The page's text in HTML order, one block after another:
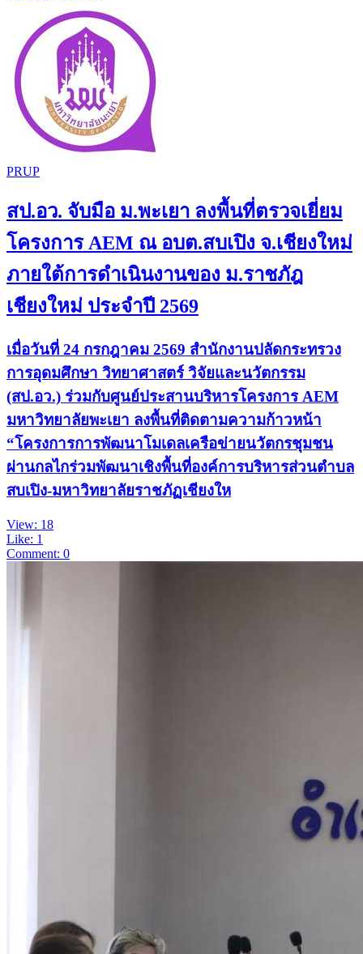
PRUP
สป.อว. จับมือ ม.พะเยา ลงพื้นที่ตรวจเยี่ยม
โครงการ AEM ณ อบต.สบเปิง จ.เชียงใหม่
ภายใต้การดำเนินงานของ ม.ราชภัฎ
เชียงใหม่ ประจำปี 2569
เมื่อวันที่ 24 กรกฎาคม 2569 สำนักงานปลัดกระทรวง
การอุดมศึกษา วิทยาศาสตร์ วิจัยและนวัตกรรม
(สป.อว.) ร่วมกับศูนย์ประสานบริหารโครงการ AEM
มหาวิทยาลัยพะเยา ลงพื้นที่ติดตามความก้าวหน้า
“โครงการการพัฒนาโมเดลเครือข่ายนวัตกรชุมชน
ผ่านกลไกร่วมพัฒนาเชิงพื้นที่องค์การบริหารส่วนตำบล
สบเปิง-มหาวิทยาลัยราชภัฏเชียงให
View: 18
Like: 1
Comment: 0